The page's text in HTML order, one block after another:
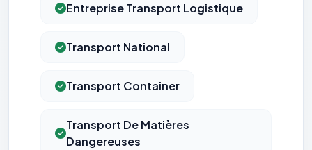
Entreprise Transport Logistique
Transport National
Transport Container
Transport De Matières
Dangereuses